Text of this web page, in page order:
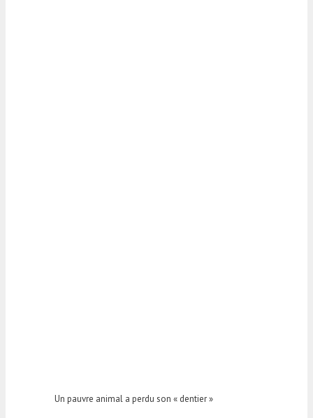
Un pauvre animal a perdu son « dentier »